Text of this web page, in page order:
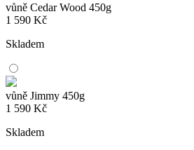
vůně Cedar Wood 450g
1 590 Kč
Skladem
vůně Jimmy 450g
1 590 Kč
Skladem